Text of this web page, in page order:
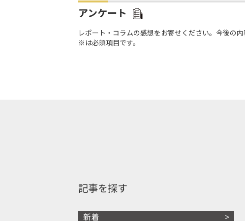
アンケート
レポート・コラムの感想をお寄せください。今後の
※は必須項目です。
記事を探す
新着